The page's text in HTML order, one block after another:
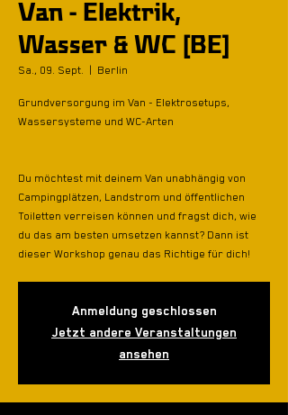
Van - Elektrik,
Wasser & WC [BE]
Sa., 09. Sept. Berlin
Grundversorgung im Van - Elektrosetups,
Wassersysteme und WC-Arten
Du möchtest mit deinem Van unabhängig von
Campingplätzen, Landstrom und öffentlichen
Toiletten verreisen können und fragst dich, wie
du das am besten umsetzen kannst? Dann ist
dieser Workshop genau das Richtige für dich!
Anmeldung geschlossen
Jetzt andere Veranstaltungen
ansehen